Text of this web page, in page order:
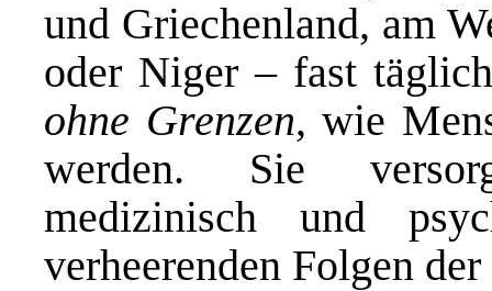
und Griechenland, am
oder Niger – fast
ohne Grenzen, wie
werden. Sie
medizinisch und
verheerenden Folgen